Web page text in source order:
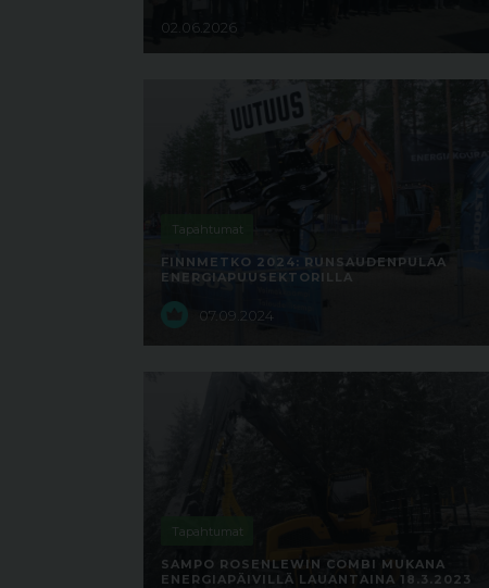
02.06.2026
Tapahtumat
FINNMETKO 2024: RUNSAUDENPULAA
ENERGIAPUUSEKTORILLA
07.09.2024
Tapahtumat
SAMPO ROSENLEWIN COMBI MUKANA
ENERGIAPÄIVILLÄ LAUANTAINA 18.3.2023